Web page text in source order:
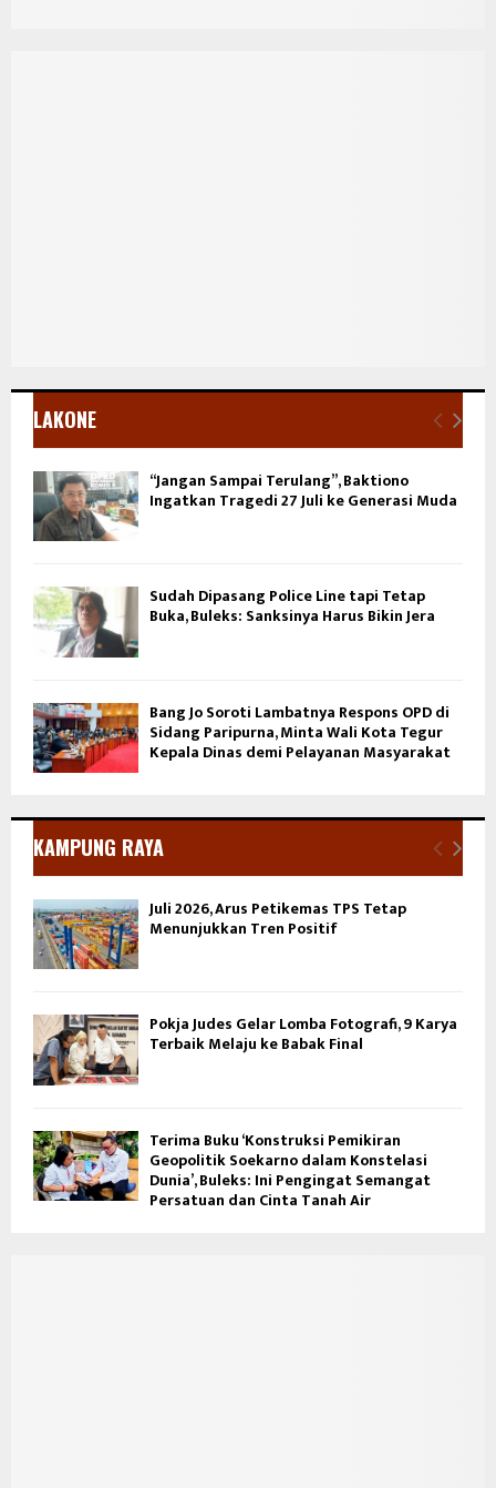
LAKONE
“Jangan Sampai Terulang”, Baktiono
Ingatkan Tragedi 27 Juli ke Generasi Muda
Sudah Dipasang Police Line tapi Tetap
Buka, Buleks: Sanksinya Harus Bikin Jera
Bang Jo Soroti Lambatnya Respons OPD di
Sidang Paripurna, Minta Wali Kota Tegur
Kepala Dinas demi Pelayanan Masyarakat
KAMPUNG RAYA
Juli 2026, Arus Petikemas TPS Tetap
Menunjukkan Tren Positif
Pokja Judes Gelar Lomba Fotografi, 9 Karya
Terbaik Melaju ke Babak Final
Terima Buku ‘Konstruksi Pemikiran
Geopolitik Soekarno dalam Konstelasi
Dunia’, Buleks: Ini Pengingat Semangat
Persatuan dan Cinta Tanah Air